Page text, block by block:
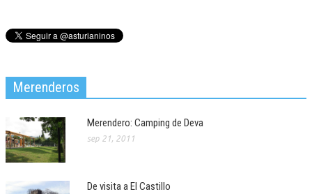
Merenderos
Merendero: Camping de Deva
sep 21, 2011
De visita a El Castillo